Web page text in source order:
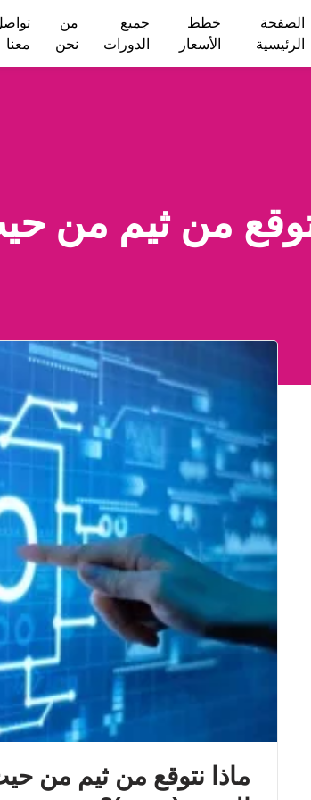
الصفحة
الرئيسية
خطط
الأسعار
جميع
الدورات
من
نحن
معنا
من ثيم من
ماذا نتوقع من ثيم من